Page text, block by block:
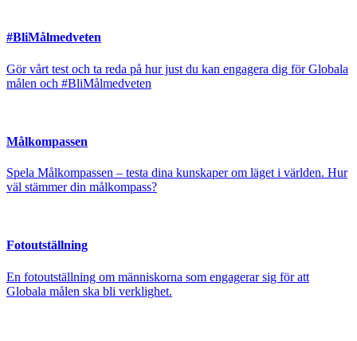
#BliMålmedveten
Gör vårt test och ta reda på hur just du kan engagera dig för Globala
målen och #BliMålmedveten
Målkompassen
Spela Målkompassen – testa dina kunskaper om läget i världen. Hur
väl stämmer din målkompass?
Fotoutställning
En fotoutställning om människorna som engagerar sig för att
Globala målen ska bli verklighet.